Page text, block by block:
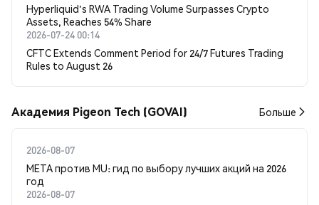
Hyperliquid's RWA Trading Volume Surpasses Crypto
Assets, Reaches 54% Share
2026-07-24 00:14
CFTC Extends Comment Period for 24/7 Futures Trading
Rules to August 26
Академия Pigeon Tech (GOVAI) Больше
2026-08-07
META против MU: гид по выбору лучших акций на 2026
год
2026-08-07